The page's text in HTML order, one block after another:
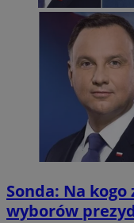
Sonda: Na
wyborów